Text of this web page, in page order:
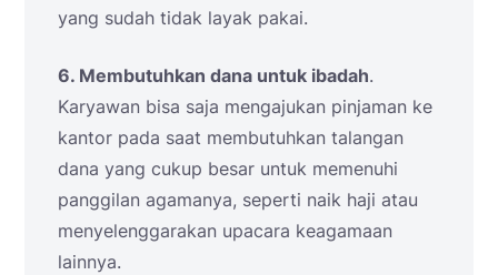
yang sudah tidak layak pakai.
6. Membutuhkan dana untuk ibadah.
Karyawan bisa saja mengajukan pinjaman ke
kantor pada saat membutuhkan talangan
dana yang cukup besar untuk memenuhi
panggilan agamanya, seperti naik haji atau
menyelenggarakan upacara keagamaan
lainnya.